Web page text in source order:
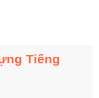
Tiếng